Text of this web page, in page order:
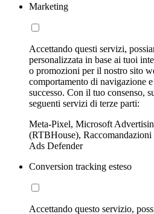
Marketing
Accettando questi servizi,
personalizzata in base ai tuoi
o promozioni per il nostro sito
comportamento di navigazione
successo. Con il tuo consenso,
seguenti servizi di terze parti:
Meta-Pixel, Microsoft
(RTBHouse),
Ads Defender
Conversion tracking esteso
Accettando questo servizio,